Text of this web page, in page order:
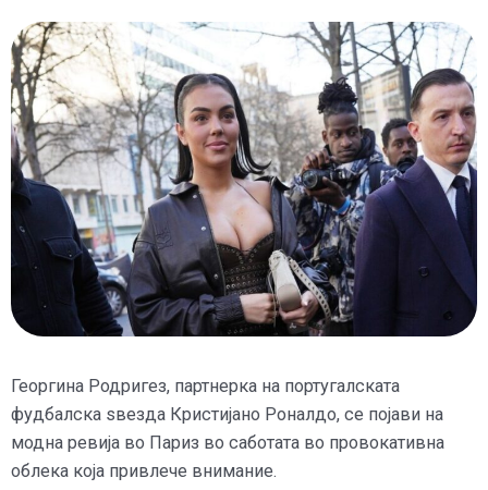
Георгина Родригез, партнерка на португалската
фудбалска ѕвезда Кристијано Роналдо, се појави на
модна ревија во Париз во саботата во провокативна
облека која привлече внимание.